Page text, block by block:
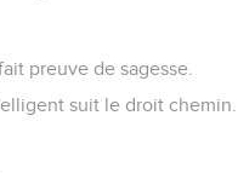
preuve de sagesse.
suit le droit chemin.